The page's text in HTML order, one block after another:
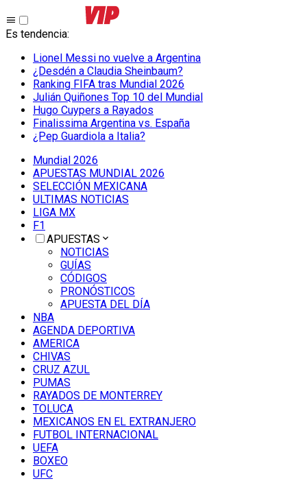
Es tendencia:
Lionel Messi no vuelve a Argentina
¿Desdén a Claudia Sheinbaum?
Ranking FIFA tras Mundial 2026
Julián Quiñones Top 10 del Mundial
Hugo Cuypers a Rayados
Finalissima Argentina vs. España
¿Pep Guardiola a Italia?
Mundial 2026
APUESTAS MUNDIAL 2026
SELECCIÓN MEXICANA
ULTIMAS NOTICIAS
LIGA MX
F1
APUESTAS
NOTICIAS
GUÍAS
CÓDIGOS
PRONÓSTICOS
APUESTA DEL DÍA
NBA
AGENDA DEPORTIVA
AMERICA
CHIVAS
CRUZ AZUL
PUMAS
RAYADOS DE MONTERREY
TOLUCA
MEXICANOS EN EL EXTRANJERO
FUTBOL INTERNACIONAL
UEFA
BOXEO
UFC